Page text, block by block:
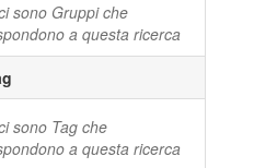
sono Gruppi che
a questa ricerca
sono Tag che
a questa ricerca